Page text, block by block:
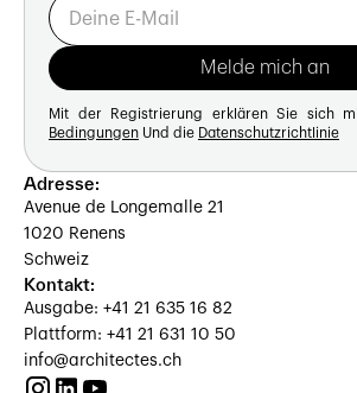
Mit der Registrierung erklären Sie sich
Bedingungen Und die Datenschutzrichtlinie
Adresse:
Avenue de Longemalle 21
1020 Renens
Schweiz
Kontakt:
Ausgabe: +41 21 635 16 82
Plattform: +41 21 631 10 50
info@architectes.ch